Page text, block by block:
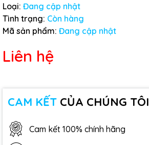
Loại: Đang cập nhật
Tình trạng: Còn hàng
Mã sản phẩm: Đang cập nhật
Liên hệ
CAM KẾT CỦA CHÚNG TÔI
Cam kết 100% chính hãng